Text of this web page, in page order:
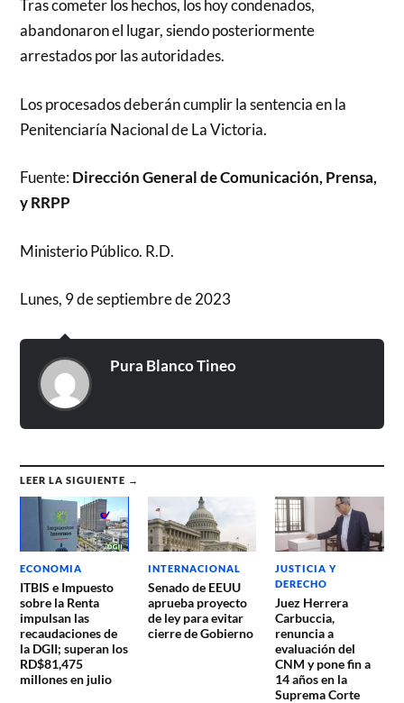
Tras cometer los hechos, los hoy condenados,
abandonaron el lugar, siendo posteriormente
arrestados por las autoridades.
Los procesados deberán cumplir la sentencia en la
Penitenciaría Nacional de La Victoria.
Fuente:Dirección General de Comunicación, Prensa,
y RRPP
Ministerio Público. R.D.
Lunes, 9 de septiembre de 2023
Pura Blanco Tineo
LEER LA SIGUIENTE →
ECONOMIA
ITBIS e Impuesto
sobre la Renta
impulsan las
recaudaciones de
la DGII; superan los
RD$81,475
millones en julio
INTERNACIONAL
Senado de EEUU
aprueba proyecto
de ley para evitar
cierre de Gobierno
JUSTICIA Y
DERECHO
Juez Herrera
Carbuccia,
renuncia a
evaluación del
CNM y pone fin a
14 años en la
Suprema Corte